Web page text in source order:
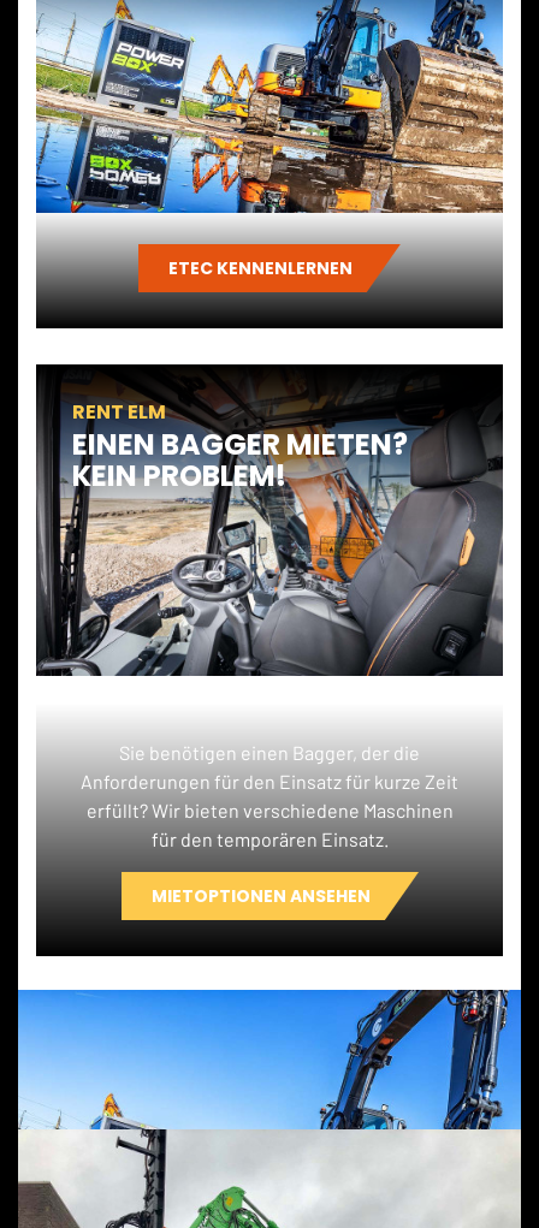
ETEC KENNENLERNEN
RENT ELM
EINEN BAGGER MIETEN?
KEIN PROBLEM!
Sie benötigen einen Bagger, der die
Anforderungen für den Einsatz für kurze Zeit
erfüllt? Wir bieten verschiedene Maschinen
für den temporären Einsatz.
MIETOPTIONEN ANSEHEN
OPTIONEN ELEKTRISCH, MIETE
ODER MASSANFERTIGUNG